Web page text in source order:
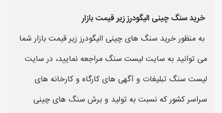
خرید سنگ چینی الیگودرز زیر قیمت بازار
به منظور خرید سنگ های چینی الیگودرز زیر قیمت بازار شما
می توانید به سایت لیست سنگ مراجعه نمایید، در سایت
لیست سنگ تبلیغات و آگهی های کارگاه و کارخانه های
سراسر کشور که نسبت به تولید و برش سنگ های چینی